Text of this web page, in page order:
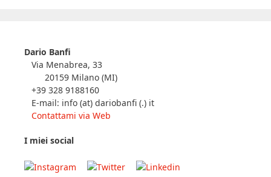
Dario Banfi
Via Menabrea, 33
20159 Milano (MI)
+39 328 9188160
E-mail: info (at) dariobanfi (.) it
Contattami via Web
I miei social